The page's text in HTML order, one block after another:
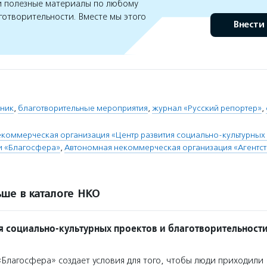
материалы по любому
Вместе мы этого
Внести
, благотворительные мероприятия, журнал «Русский репортер»,
организация «Центр развития социально-культурных
«Благосфера», Автономная некоммерческая организация
в каталоге НКО
социально-культурных проектов и
создает условия для того, чтобы люди приходили